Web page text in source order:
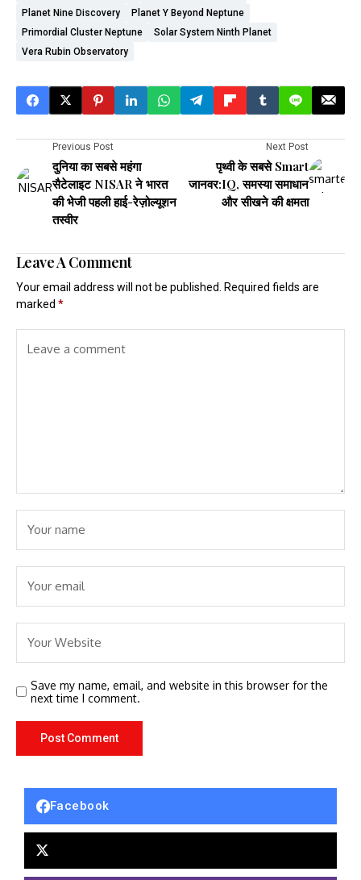
Planet Nine Discovery
Planet Y Beyond Neptune
Primordial Cluster Neptune
Solar System Ninth Planet
Vera Rubin Observatory
Previous Post
दुनिया का सबसे महंगा
सैटेलाइट NISAR ने भारत
की भेजी पहली हाई-रेज़ोल्यूशन
तस्वीर
Next Post
पृथ्वी के सबसे Smart
जानवर:IQ, समस्या समाधान
और सीखने की क्षमता
Leave A Comment
Your email address will not be published. Required fields are
marked *
Save my name, email, and website in this browser for the
next time I comment.
Facebook